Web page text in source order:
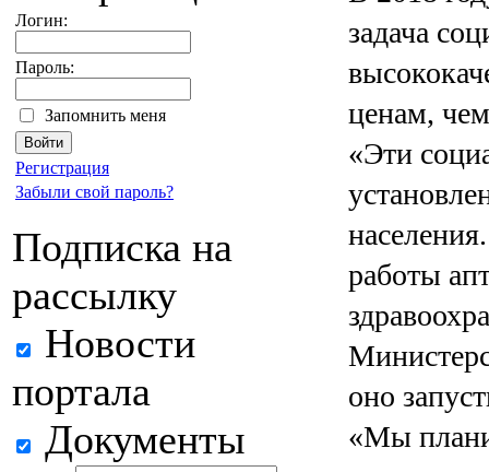
Логин:
Пароль:
Запомнить меня
Регистрация
Забыли свой пароль?
Подписка на
рассылку
Новости
портала
Документы
задача
ценам,
«Эти
работы
оно
«Мы